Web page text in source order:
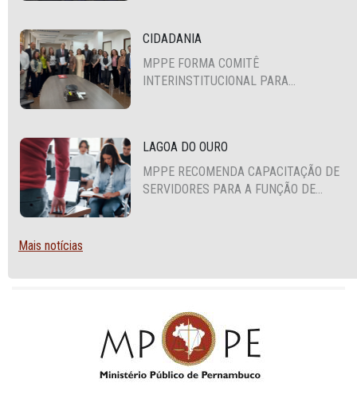
CIDADANIA
MPPE FORMA COMITÊ
INTERINSTITUCIONAL PARA
LAGOA DO OURO
MPPE RECOMENDA CAPACITAÇÃO DE
SERVIDORES PARA A FUNÇÃO DE
Mais notícias